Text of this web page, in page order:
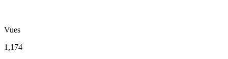
Vues
1,174